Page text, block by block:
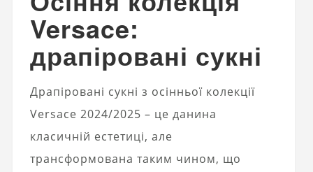
Versace:
драпіровані сукні
Драпіровані сукні з осінньої колекції
Versace 2024/2025 – це данина
класичній естетиці, але
трансформована таким чином, що